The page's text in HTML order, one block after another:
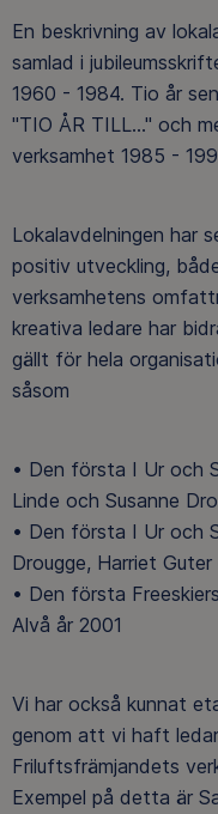
En beskrivning av
samlad i
1960 - 1984. Tio år
"TIO ÅR TILL..." och
verksamhet 1985 -
Lokalavdelningen har
positiv utveckling,
verksamhetens
kreativa ledare har
gällt för hela
såsom
• Den första I Ur och
Linde och Susanne
• Den första I Ur och
Drougge, Harriet
• Den första
Alvå år 2001
Vi har också kunnat
genom att vi haft
Friluftsfrämjandets
Exempel på detta är